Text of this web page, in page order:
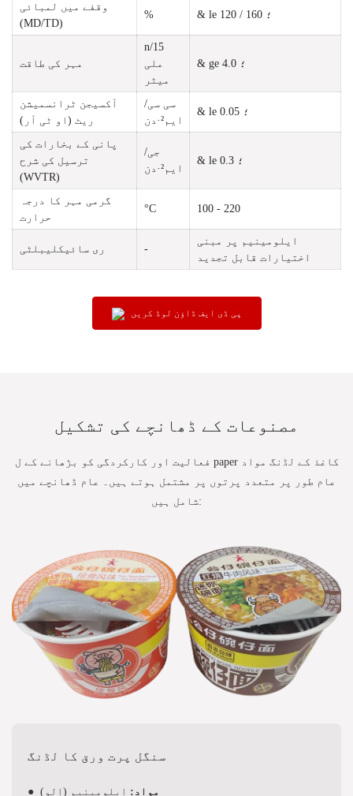
وقفے میں لمبائی
(MD/TD)
% & le ؛ 160 / 120
مہر کی طاقت
n/15
ملی
میٹر
& ge ؛ 4.0
آکسیجن ٹرانسمیشن
ریٹ (او ٹی آر)
سی سی/
ایم²·دن
& le ؛ 0.05
پانی کے بخارات کی
ترسیل کی شرح
(WVTR)
جی/
ایم²·دن
& le ؛ 0.3
گرمی مہر کا درجہ
حرارت
°C 100 - 220
ری سائیکلیبلٹی -
ایلومینیم پر مبنی
اختیارات قابل تجدید
پی ڈی ایف ڈاؤن لوڈ کریں
مصنوعات کے ڈھانچے کی تشکیل
فعالیت اور کارکردگی کو بڑھانے کے ل paper کاغذ کے لڈنگ مواد
عام طور پر متعدد پرتوں پر مشتمل ہوتے ہیں۔ عام ڈھانچے میں
شامل ہیں:
سنگل پرت ورق کا لڈنگ
● مواد: ایلومینیم (الو)